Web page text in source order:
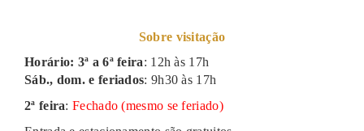
Sobre visitação
Horário: 3ª a 6ª feira: 12h às 17h
Sáb., dom. e feriados: 9h30 às 17h
2ª feira:Fechado (mesmo se feriado)